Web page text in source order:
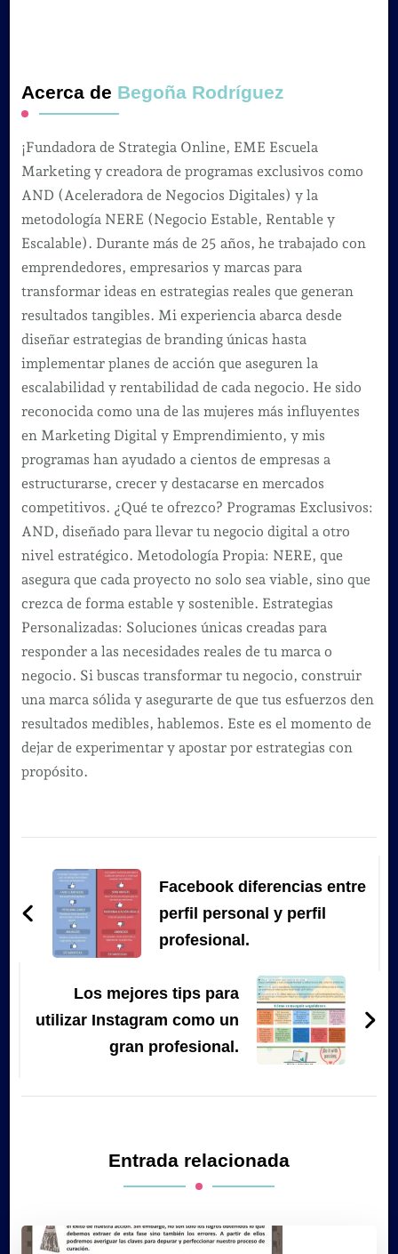
Acerca de Begoña Rodríguez
¡Fundadora de Strategia Online, EME Escuela
Marketing y creadora de programas exclusivos como
AND (Aceleradora de Negocios Digitales) y la
metodología NERE (Negocio Estable, Rentable y
Escalable). Durante más de 25 años, he trabajado con
emprendedores, empresarios y marcas para
transformar ideas en estrategias reales que generan
resultados tangibles. Mi experiencia abarca desde
diseñar estrategias de branding únicas hasta
implementar planes de acción que aseguren la
escalabilidad y rentabilidad de cada negocio. He sido
reconocida como una de las mujeres más influyentes
en Marketing Digital y Emprendimiento, y mis
programas han ayudado a cientos de empresas a
estructurarse, crecer y destacarse en mercados
competitivos. ¿Qué te ofrezco? Programas Exclusivos:
AND, diseñado para llevar tu negocio digital a otro
nivel estratégico. Metodología Propia: NERE, que
asegura que cada proyecto no solo sea viable, sino que
crezca de forma estable y sostenible. Estrategias
Personalizadas: Soluciones únicas creadas para
responder a las necesidades reales de tu marca o
negocio. Si buscas transformar tu negocio, construir
una marca sólida y asegurarte de que tus esfuerzos den
resultados medibles, hablemos. Este es el momento de
dejar de experimentar y apostar por estrategias con
propósito.
entradas
Facebook diferencias entre
perfil personal y perfil
profesional.
Los mejores tips para
utilizar Instagram como un
gran profesional.
Entrada relacionada